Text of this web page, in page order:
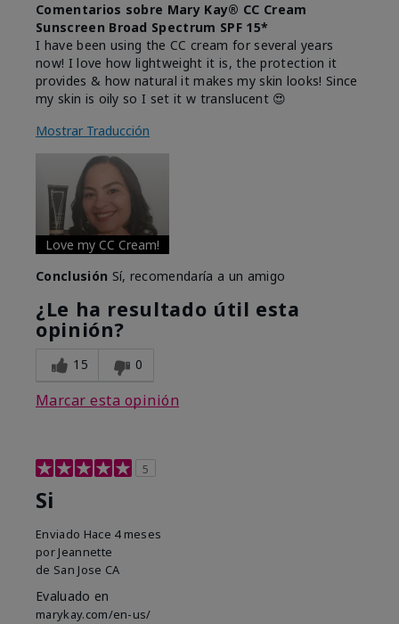
Comentarios sobre Mary Kay® CC Cream
Sunscreen Broad Spectrum SPF 15*
I have been using the CC cream for several years
now! I love how lightweight it is, the protection it
provides & how natural it makes my skin looks! Since
my skin is oily so I set it w translucent 😍
Mostrar Traducción
Love my CC Cream!
Conclusión Sí, recomendaría a un amigo
¿Le ha resultado útil esta
opinión?
15 0
Marcar esta opinión
5
Si
Enviado Hace 4 meses
por Jeannette
de San Jose CA
Evaluado en
marykay.com/en-us/